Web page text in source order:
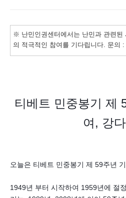
※ 난민인권센터에서는 난민과 관련된
의 적극적인 참여를 기다립니다. 문의
티베트 민중봉기 제
여, 강
오늘은 티베트 민중봉기 제 59주년
1949년 부터 시작하여 1959년에 절